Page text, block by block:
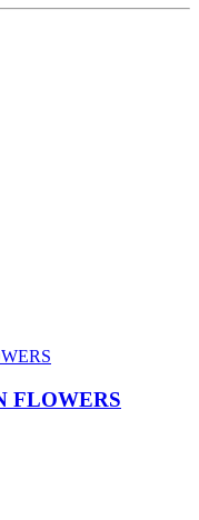
FLOWERS